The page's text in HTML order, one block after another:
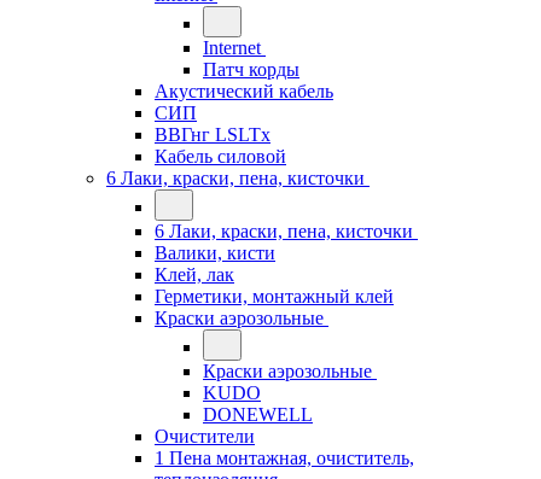
Internet
Патч корды
Акустический кабель
СИП
ВВГнг LSLTx
Кабель силовой
6 Лаки, краски, пена, кисточки
6 Лаки, краски, пена, кисточки
Валики, кисти
Клей, лак
Герметики, монтажный клей
Краски аэрозольные
Краски аэрозольные
KUDO
DONEWELL
Очистители
1 Пена монтажная, очиститель,